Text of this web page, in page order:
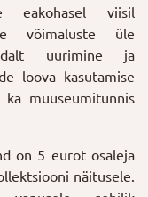
eakohasel viisil
võimaluste üle
uurimine ja
loova kasutamise
muuseumitunnis
on 5 eurot osaleja
näitusele.